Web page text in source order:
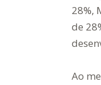
28%,
de
Ao